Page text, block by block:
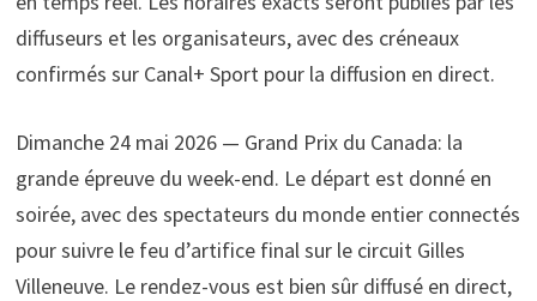
diffuseurs et les organisateurs, avec des créneaux
confirmés sur Canal+ Sport pour la diffusion en direct.
Dimanche 24 mai 2026 — Grand Prix du Canada: la
grande épreuve du week-end. Le départ est donné en
soirée, avec des spectateurs du monde entier connectés
pour suivre le feu d’artifice final sur le circuit Gilles
Villeneuve. Le rendez-vous est bien sûr diffusé en direct,